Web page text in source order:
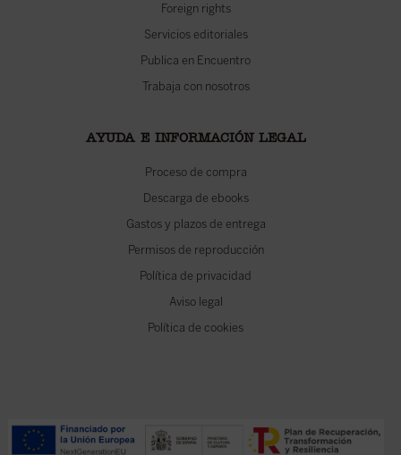
Foreign rights
Servicios editoriales
Publica en Encuentro
Trabaja con nosotros
AYUDA E INFORMACIÓN LEGAL
Proceso de compra
Descarga de ebooks
Gastos y plazos de entrega
Permisos de reproducción
Política de privacidad
Aviso legal
Política de cookies